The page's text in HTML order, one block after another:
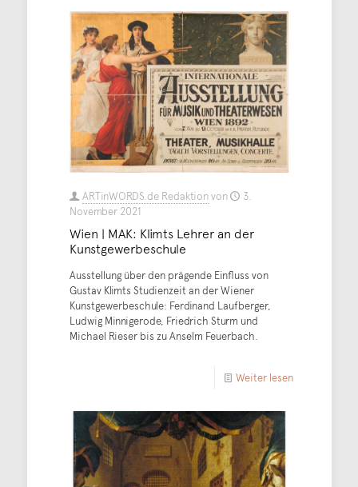
ARTinWORDS.de Redaktionvon
3.
November 2021
Wien | MAK: Klimts Lehrer an der
Kunstgewerbeschule
Ausstellung über den prägende Einfluss von
Gustav Klimts Studienzeit an der Wiener
Kunstgewerbeschule: Ferdinand Laufberger,
Ludwig Minnigerode, Friedrich Sturm und
Michael Rieser bis zu Anselm Feuerbach.
Weiter lesen